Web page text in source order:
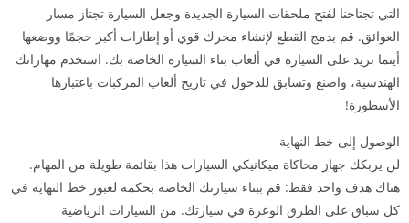
التي تجتاحنا لفتح ملحقات السيارة الجديدة وجعل السيارة تجتاز مسار
العوائق. قم بدمج القطع لإنشاء محرك قوي أو إطارات أكبر حجمًا ووضعها
أينما تريد على السيارة في ألعاب بناء السيارة الخاصة بك. استخدم مهاراتك
الهندسية، واصنع وتسابق للدخول في تاريخ ألعاب المركبات باعتبارها
الأسطورة!
الوصول إلى خط النهاية
لن يربكك جهاز محاكاة ميكانيكي السيارات هذا بقائمة طويلة من المهام.
هناك هدف واحد فقط: قم ببناء سيارتك الخاصة بحكمة لعبور خط النهاية في
كل سباق على الطرق الوعرة في سيارتك. من السيارات الرياضية